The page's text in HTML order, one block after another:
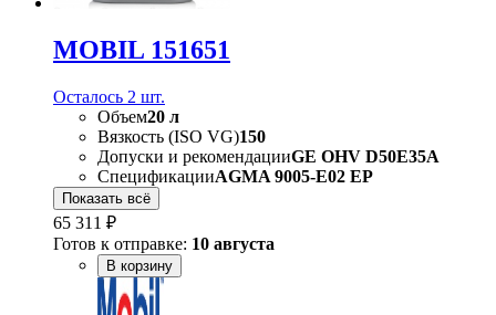
MOBIL 151651
Осталось 2 шт.
Объем20 л
Вязкость (ISO VG)150
Допуски и рекомендацииGE OHV D50E35A
СпецификацииAGMA 9005-E02 EP
Показать всё
65 311 ₽
Готов к отправке: 10 августа
В корзину